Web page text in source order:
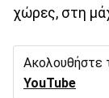
χώρες, στη
Ακολουθήστε
YouTube